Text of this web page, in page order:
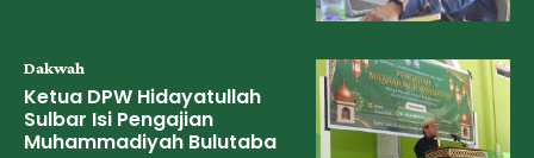
Dakwah
Ketua DPW Hidayatullah
Sulbar Isi Pengajian
Muhammadiyah Bulutaba